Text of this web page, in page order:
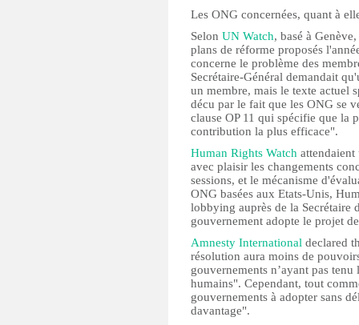
Les ONG concernées, quant à
Selon UN Watch, basé à
plans de réforme proposés
concerne le problème des
Secrétaire-Général demandait
un membre, mais le texte actuel
décu par le fait que les ONG se
clause OP 11 qui spécifie que la
contribution la plus efficace".
Human Rights Watch
avec plaisir les changements
sessions, et le mécanisme
ONG basées aux Etats-Unis,
lobbying auprès de la Secrétaire
gouvernement adopte le projet
Amnesty International declared
résolution aura moins de
gouvernements n’ayant pas
humains". Cependant, tout
gouvernements à adopter sans
davantage".